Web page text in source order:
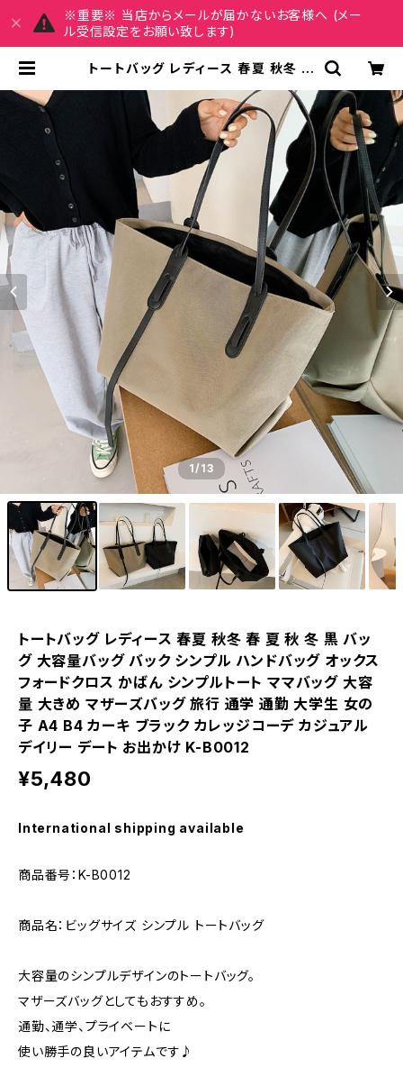
※重要※ 当店からメールが届かないお客様へ (メー
ル受信設定をお願い致します)
トートバッグ レディース 春夏 秋冬 春
ク シンプル ハンドバッグ オックスフ
ォードクロス かばん シンプルトート
ママバッグ 大容量 大きめ マザーズバ
ッグ 旅行 通学 通勤 大学生 女の子 A
4 B4 カーキ ブラック カレッジコー
デ カジュアル デイリー デート お出か
け K-B0012 | REIRSE レイルセ 2
0代,30代,40代 レディースファッシ
ョン 通販
1/13
トートバッグ レディース 春夏 秋冬 春 夏 秋 冬 黒 バッ
グ 大容量バッグ バック シンプル ハンドバッグ オックス
フォードクロス かばん シンプルトート ママバッグ 大容
量 大きめ マザーズバッグ 旅行 通学 通勤 大学生 女の
子 A4 B4 カーキ ブラック カレッジコーデ カジュアル
デイリー デート お出かけ K-B0012
¥5,480
International shipping available
商品番号：K-B0012
商品名：ビッグサイズ シンプル トートバッグ
大容量のシンプルデザインのトートバッグ。
マザーズバッグとしてもおすすめ。
通勤、通学、プライベートに
使い勝手の良いアイテムです♪